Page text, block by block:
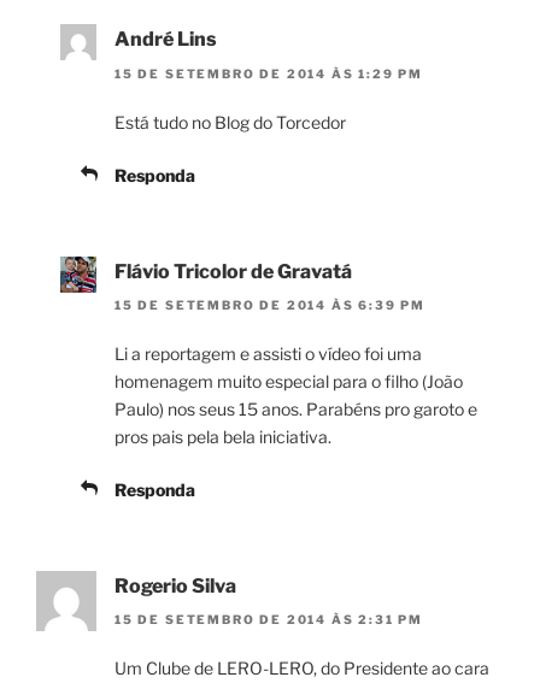
André Lins
15 DE SETEMBRO DE 2014 ÀS 1:29 PM
Está tudo no Blog do Torcedor
Responda
Flávio Tricolor de Gravatá
15 DE SETEMBRO DE 2014 ÀS 6:39 PM
Li a reportagem e assisti o vídeo foi uma
homenagem muito especial para o filho (João
Paulo) nos seus 15 anos. Parabéns pro garoto e
pros pais pela bela iniciativa.
Responda
Rogerio Silva
15 DE SETEMBRO DE 2014 ÀS 2:31 PM
Um Clube de LERO-LERO, do Presidente ao cara